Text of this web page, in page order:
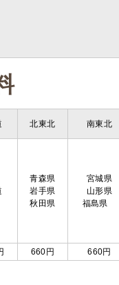
送料
北東北 南東北
青森県
岩手県
秋田県
宮城県
山形県
福島県
660円 660円